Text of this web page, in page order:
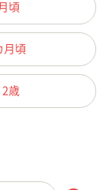
頃
月頃
2歳